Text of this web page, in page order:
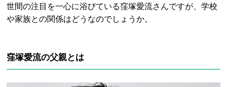
世間の注目を一心に浴びている窪塚愛流さんですが、学校
や家族との関係はどうなのでしょうか。
窪塚愛流の父親とは